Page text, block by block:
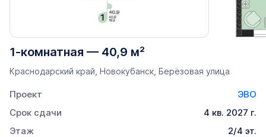
1-комнатная — 40,9 м²
Краснодарский край, Новокубанск, Берёзовая улица
Проект
ЭВО
Срок сдачи
4 кв. 2027 г.
Этаж
2/4 эт.